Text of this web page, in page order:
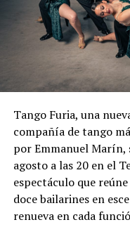
Tango Furia, una
compañía de tango
por Emmanuel Marín,
agosto a las 20 en el
espectáculo que
doce bailarines en
renueva en cada